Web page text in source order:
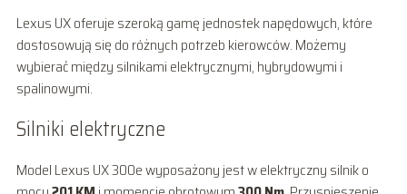
Lexus UX oferuje szeroką gamę jednostek napędowych, które
dostosowują się do różnych potrzeb kierowców. Możemy
wybierać między silnikami elektrycznymi, hybrydowymi i
spalinowymi.
Silniki elektryczne
Model Lexus UX 300e wyposażony jest w elektryczny silnik o